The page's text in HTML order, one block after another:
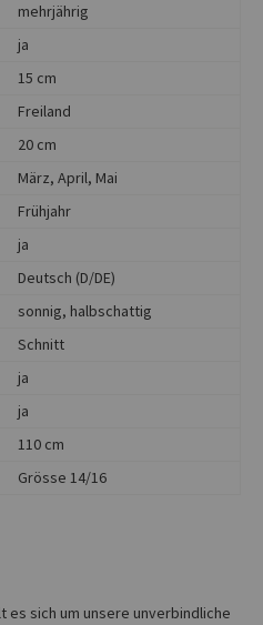
mehrjährig
ja
15 cm
Freiland
20 cm
März, April, Mai
Frühjahr
ja
Deutsch (D/DE)
sonnig, halbschattig
Schnitt
ja
ja
110 cm
Grösse 14/16
sich um unsere unverbindliche